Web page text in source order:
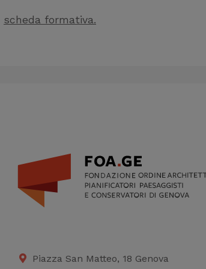
scheda formativa.
Piazza San Matteo, 18 Genova